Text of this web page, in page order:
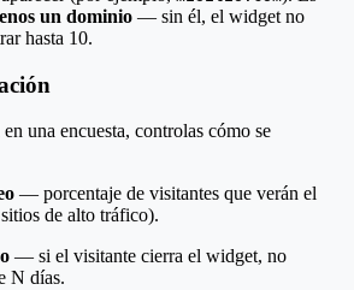
un dominio — sin él, el widget no
hasta 10.
una encuesta, controlas cómo se
— porcentaje de visitantes que verán el
de alto tráfico).
— si el visitante cierra el widget, no
N días.